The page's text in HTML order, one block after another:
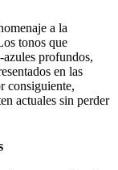
a la
tonos que
profundos,
en las
consiguiente,
actuales sin perder